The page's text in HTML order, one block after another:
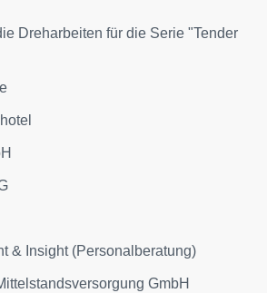
Dreharbeiten für die Serie "Tender
& Insight (Personalberatung)
GmbH